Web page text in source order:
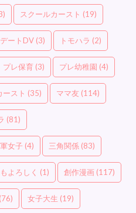
スクールカースト (19)
デートDV (3) トモハラ (2)
プレ保育 (3) プレ幼稚園 (4)
ースト (35) ママ友 (114)
(81)
女子 (4) 三角関係 (83)
よろしく (1) 創作漫画 (117)
(76) 女子大生 (19)